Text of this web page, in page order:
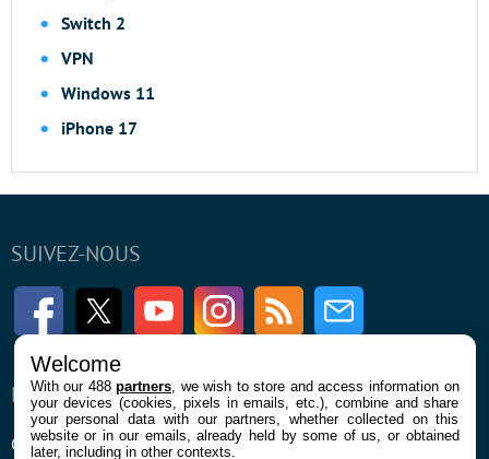
Switch 2
VPN
Windows 11
iPhone 17
SUIVEZ-NOUS
FacebookTwitter Youtube InstagramRSS Newsletter
ENTREPRISE
Qui sommes nous
À PROPOS
La rédaction
Welcome
With our 488partners , we wish to store and access information on
your devices (cookies, pixels in emails, etc.), combine and share
your personal data with our partners, whether collected on this
website or in our emails, already held by some of us, or obtained
later, including in other contexts.